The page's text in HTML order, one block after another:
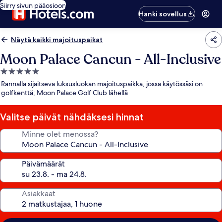
Siirry sivun pääosioon
Hanki sovellus
Näytä kaikki majoituspaikat
Moon Palace Cancun - All-Inclusive
5.0
tähden
majoituspaikka
Rannalla sijaitseva luksusluokan majoituspaikka, jossa käytössäsi on
golfkenttä; Moon Palace Golf Club lähellä
Valitse päivät nähdäksesi hinnat
Minne olet menossa?
Päivämäärät
Asiakkaat